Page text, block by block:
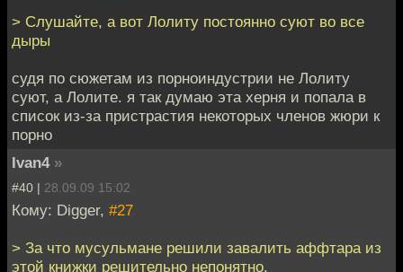
> Слушайте, а вот Лолиту постоянно суют во все
дыры
судя по сюжетам из порноиндустрии не Лолиту
суют, а Лолите. я так думаю эта херня и попала в
список из-за пристрастия некоторых членов жюри к
порно
Ivan4 »
#40 | 28.09.09 15:02
Кому: Digger, #27
> За что мусульмане решили завалить аффтара из
этой книжки решительно непонятно.